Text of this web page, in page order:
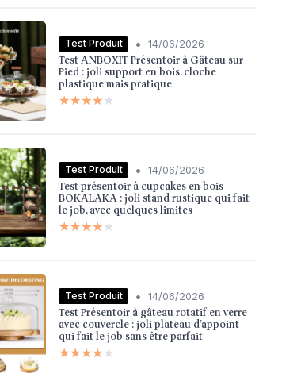
Test Produit • 14/06/2026
Test ANBOXIT Présentoir à Gâteau sur
Pied : joli support en bois, cloche
plastique mais pratique
★★★★★
★★★★★
Test Produit • 14/06/2026
Test présentoir à cupcakes en bois
BOKALAKA : joli stand rustique qui fait
le job, avec quelques limites
★★★★★
★★★★★
Test Produit • 14/06/2026
Test Présentoir à gâteau rotatif en verre
avec couvercle : joli plateau d’appoint
qui fait le job sans être parfait
★★★★★
★★★★★